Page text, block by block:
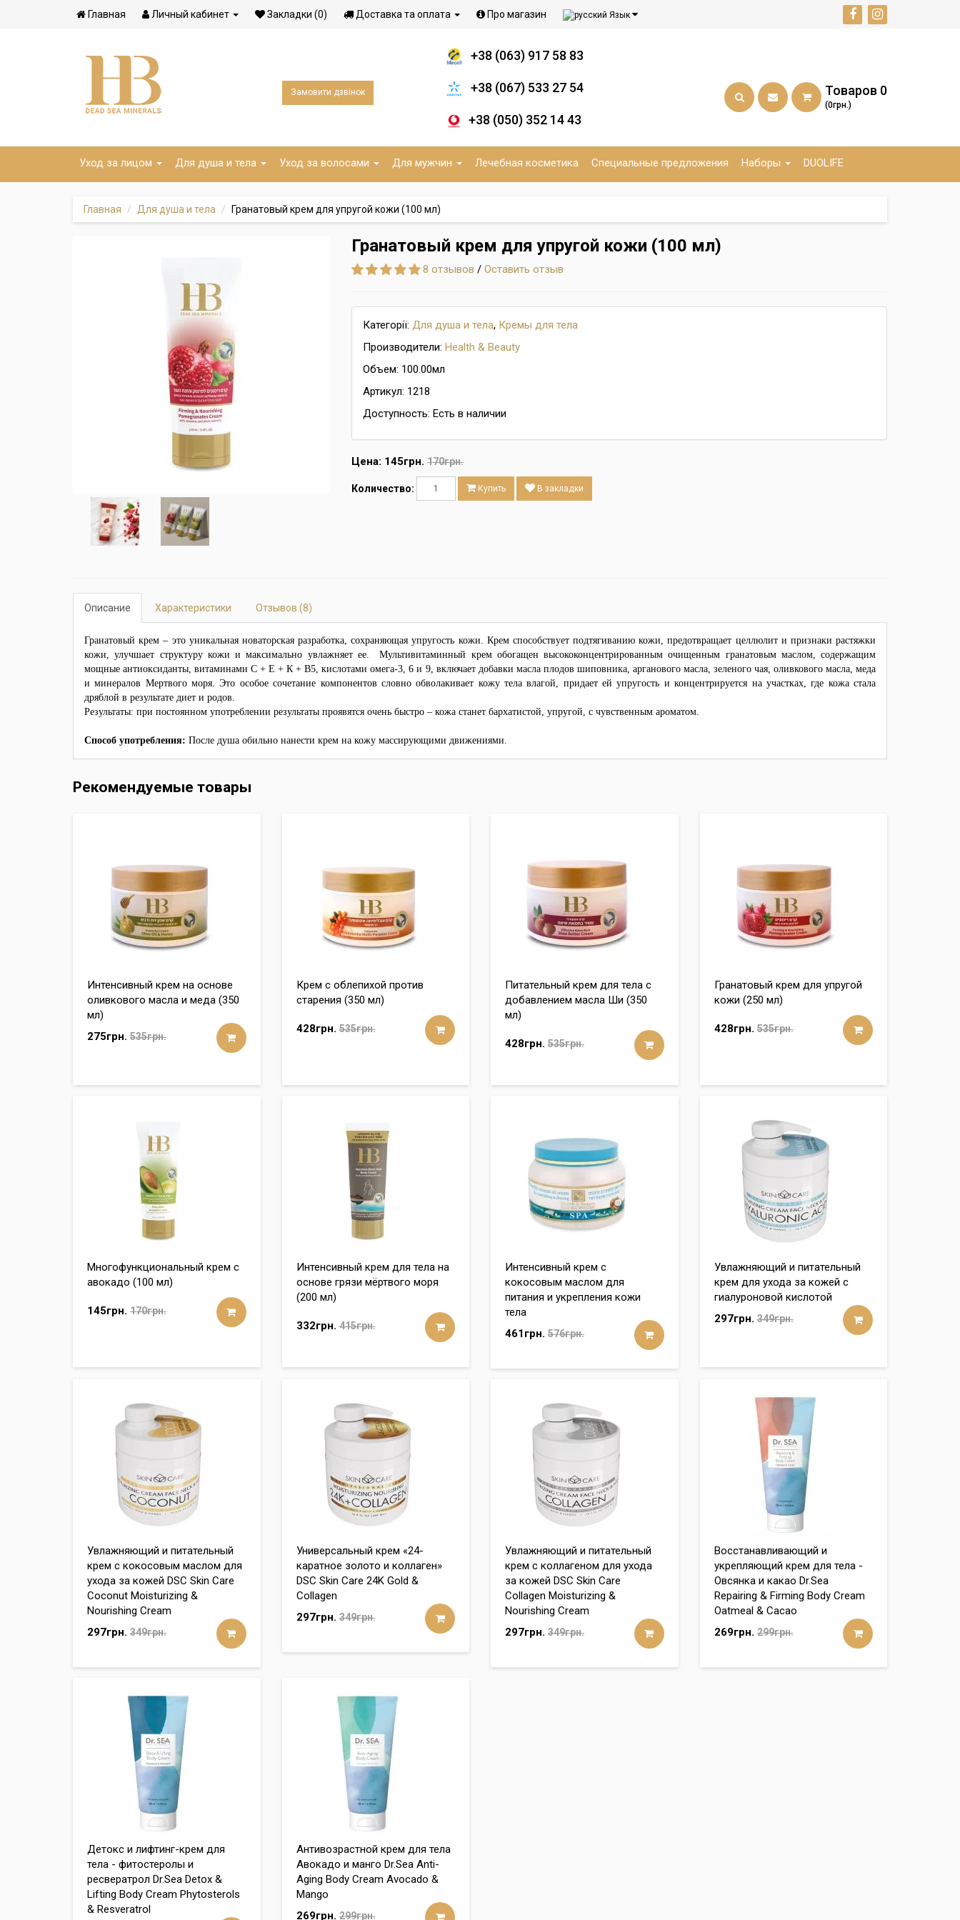
Главная Личный кабинет Закладки (0) Доставка та оплата Про магазин Язык
Замовити дзвінок
+38 (063) 917 58 83
+38 (067) 533 27 54
+38 (050) 352 14 43
Товаров 0
(0грн.)
Уход за лицом Для душа и тела Уход за волосами Для мужчин Лечебная косметика Специальные предложения Наборы DUOLIFE
Главная Для душа и тела Гранатовый крем для упругой кожи (100 мл)
Гранатовый крем для упругой кожи (100 мл)
8 отзывов / Оставить отзыв
Категорії: Для душа и тела, Кремы для тела
Производители: Health & Beauty
Объем: 100.00мл
Артикул: 1218
Доступность: Есть в наличии
Цена: 145грн. 170грн.
Количество: Купить В закладки
Описание Характеристики Отзывов (8)
Гранатовый крем – это уникальная новаторская разработка, сохраняющая упругость кожи. Крем способствует подтягиванию кожи, предотвращает целлюлит и признаки растяжки
кожи, улучшает структуру кожи и максимально увлажняет ее. Мультивитаминный крем обогащен высококонцентрированным очищенным гранатовым маслом, содержащим
мощные антиоксиданты, витаминами С + Е + К + В5, кислотами омега-3, 6 и 9, включает добавки масла плодов шиповника, арганового масла, зеленого чая, оливкового масла, меда
и минералов Мертвого моря. Это особое сочетание компонентов словно обволакивает кожу тела влагой, придает ей упругость и концентрируется на участках, где кожа стала
дряблой в результате диет и родов.
Результаты: при постоянном употреблении результаты проявятся очень быстро – кожа станет бархатистой, упругой, с чувственным ароматом.
Способ употребления: После душа обильно нанести крем на кожу массирующими движениями.
Рекомендуемые товары
Интенсивный крем на основе
оливкового масла и меда (350
мл)
275грн. 535грн.
Крем с облепихой против
старения (350 мл)
428грн. 535грн.
Питательный крем для тела с
добавлением масла Ши (350
мл)
428грн. 535грн.
Гранатовый крем для упругой
кожи (250 мл)
428грн. 535грн.
Многофункциональный крем с
авокадо (100 мл)
145грн. 170грн.
Интенсивный крем для тела на
основе грязи мёртвого моря
(200 мл)
332грн. 415грн.
Интенсивный крем с
кокосовым маслом для
питания и укрепления кожи
тела
461грн. 576грн.
Увлажняющий и питательный
крем для ухода за кожей с
гиалуроновой кислотой
297грн. 349грн.
Увлажняющий и питательный
крем с кокосовым маслом для
ухода за кожей DSC Skin Care
Coconut Moisturizing &
Nourishing Cream
297грн. 349грн.
Универсальный крем «24-
каратное золото и коллаген»
DSC Skin Care 24K Gold &
Collagen
297грн. 349грн.
Увлажняющий и питательный
крем с коллагеном для ухода
за кожей DSC Skin Care
Collagen Moisturizing &
Nourishing Cream
297грн. 349грн.
Восстанавливающий и
укрепляющий крем для тела -
Овсянка и какао Dr.Sea
Repairing & Firming Body Cream
Oatmeal & Cacao
269грн. 299грн.
Детокс и лифтинг-крем для
тела - фитостеролы и
ресвератрол Dr.Sea Detox &
Lifting Body Cream Phytosterols
& Resveratrol
Антивозрастной крем для тела
Авокадо и манго Dr.Sea Anti-
Aging Body Cream Avocado &
Mango
269грн. 299грн.